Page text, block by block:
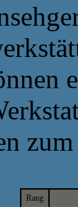
Rang